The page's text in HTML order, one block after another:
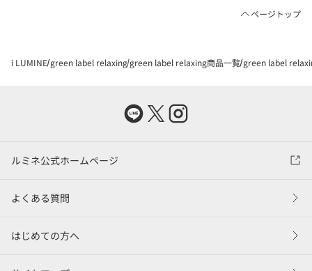
ページトップ
i LUMINE green label relaxing green label relaxing商品一覧 green label
ルミネ公式ホームページ
よくある質問
はじめての方へ